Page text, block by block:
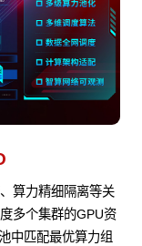
算力精细隔离等关
多个集群的GPU资
中匹配最优算力组